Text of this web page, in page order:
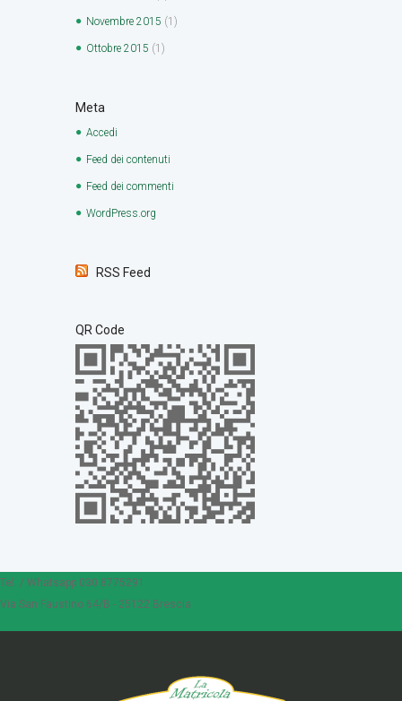
Novembre 2015 (1)
Ottobre 2015 (1)
Meta
Accedi
Feed dei contenuti
Feed dei commenti
WordPress.org
RSS Feed
QR Code
Tel. / Whatsapp 030 8775291
Via San Faustino 64/B - 25122 Brescia